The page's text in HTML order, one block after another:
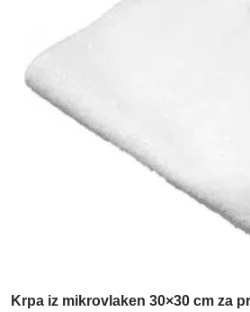
Krpa iz mikrovlaken 30×30 cm za